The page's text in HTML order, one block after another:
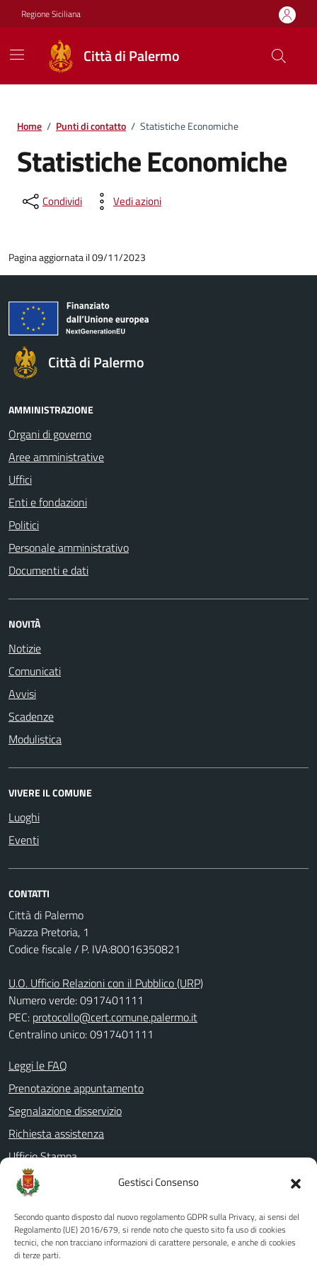
Gestisci Consenso
Secondo quanto disposto dal nuovo regolamento GDPR sulla Privacy, ai sensi del
Regolamento (UE) 2016/679, si rende noto che questo sito fa uso di cookies
tecnici, che non tracciano informazioni di carattere personale, e anche di cookies
di terze parti.
Vai ai contenuti
Vai al footer
Regione Siciliana
Città di Palermo
Home / Punti di contatto / Statistiche Economiche
Statistiche Economiche
Condividi Vedi azioni
Pagina aggiornata il 09/11/2023
Città di Palermo
AMMINISTRAZIONE
Organi di governo
Aree amministrative
Uffici
Enti e fondazioni
Politici
Personale amministrativo
Documenti e dati
NOVITÀ
Notizie
Comunicati
Avvisi
Scadenze
Modulistica
VIVERE IL COMUNE
Luoghi
Eventi
CONTATTI
Città di Palermo
Piazza Pretoria, 1
Codice fiscale / P. IVA:80016350821
U.O. Ufficio Relazioni con il Pubblico (URP)
Numero verde: 0917401111
PEC: protocollo@cert.comune.palermo.it
Centralino unico: 0917401111
Leggi le FAQ
Prenotazione appuntamento
Segnalazione disservizio
Richiesta assistenza
Ufficio Stampa
Amministrazione Trasparente
Albo pretorio
Informativa privacy
Note legali